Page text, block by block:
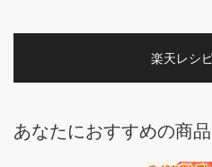
楽天レシ
あなたにおすすめの商品